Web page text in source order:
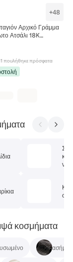
+48
Αρχικό Γράμμα
Ατσάλι 18K
Ορθογώνιο Κοχύλι
Κοσμήματα Για
πουλήθηκε πρόσφατα
Σετ
ν
κοσμήματα
ασήμι